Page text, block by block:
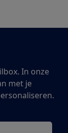
In onze
met je